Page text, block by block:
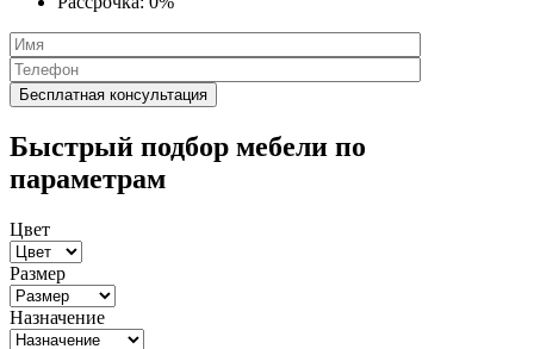
Быстрый подбор мебели по
параметрам
Цвет
Размер
Назначение